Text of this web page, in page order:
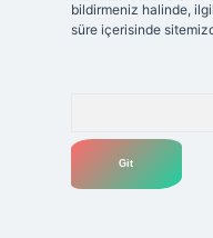
bildirmeniz halinde,
süre içerisinde